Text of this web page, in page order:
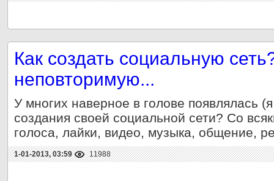
Как создать социальную
неповторимую...
У многих наверное в голове появлялась
создания своей социальной сети? Со
голоса, лайки, видео, музыка, общение,
1-01-2013, 03:59 11988